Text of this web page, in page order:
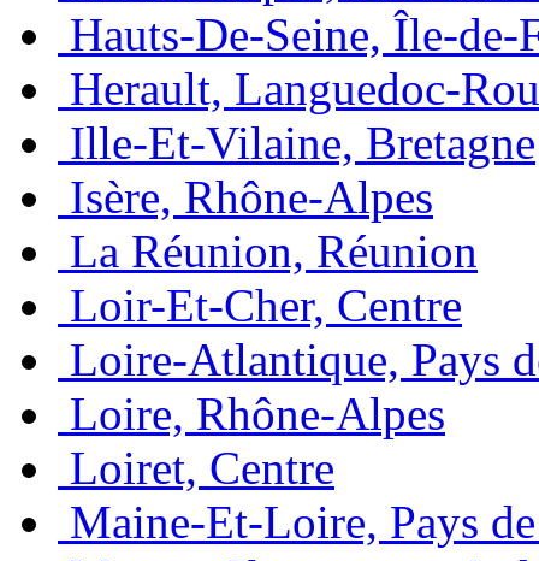
Hauts-De-Seine, Île-de-
Herault, Languedoc-
Ille-Et-Vilaine, Bretagne
Isère, Rhône-Alpes
La Réunion, Réunion
Loir-Et-Cher, Centre
Loire-Atlantique, Pays
Loire, Rhône-Alpes
Loiret, Centre
Maine-Et-Loire, Pays